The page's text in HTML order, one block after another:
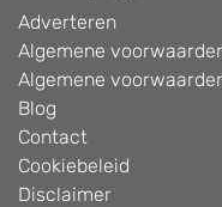
Adverteren
Algemene
Algemene
Blog
Contact
Cookiebeleid
Disclaimer